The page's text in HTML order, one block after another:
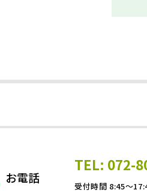
お電話
TEL: 072-
受付時間 8:45～